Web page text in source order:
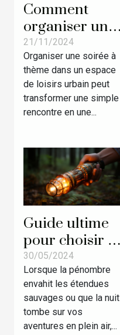
Comment
organiser une
soirée à thème
réussie dans
un espace de
loisirs urbain
21/11/2024
Organiser une soirée à
thème dans un espace
de loisirs urbain peut
transformer une simple
rencontre en une...
Guide ultime
pour choisir la
lampe torche
adaptée à vos
besoins en
activités
extérieures
30/05/2024
Lorsque la pénombre
envahit les étendues
sauvages ou que la nuit
tombe sur vos
aventures en plein air,...